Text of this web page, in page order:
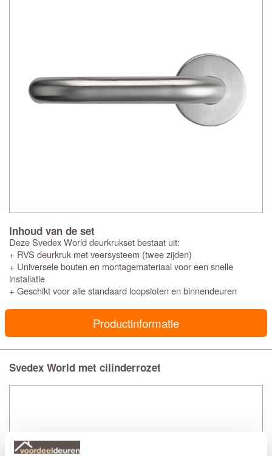
Inhoud van de set
Deze Svedex World deurkrukset bestaat uit:
+ RVS deurkruk met veersysteem (twee zijden)
+ Universele bouten en montagemateriaal voor een snelle
installatie
+ Geschikt voor alle standaard loopsloten en binnendeuren
Productinformatie
Svedex World met cilinderrozet